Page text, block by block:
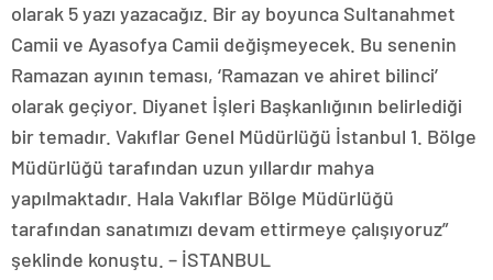
olarak 5 yazı yazacağız. Bir ay boyunca Sultanahmet
Camii ve Ayasofya Camii değişmeyecek. Bu senenin
Ramazan ayının teması, ‘Ramazan ve ahiret bilinci’
olarak geçiyor. Diyanet İşleri Başkanlığının belirlediği
bir temadır. Vakıflar Genel Müdürlüğü İstanbul 1. Bölge
Müdürlüğü tarafından uzun yıllardır mahya
yapılmaktadır. Hala Vakıflar Bölge Müdürlüğü
tarafından sanatımızı devam ettirmeye çalışıyoruz”
şeklinde konuştu. – İSTANBUL